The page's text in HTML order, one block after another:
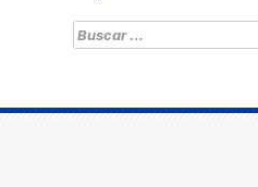
Buscar: